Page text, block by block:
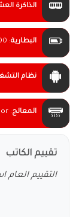
الذاكرة
البطارية:
4800
نظام
المعالج:
تقييم الكاتب
التقييم العام